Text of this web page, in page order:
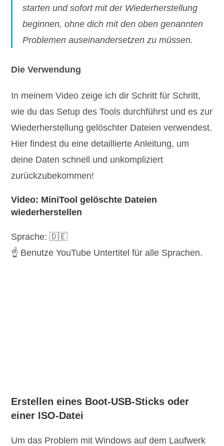
starten und sofort mit der Wiederherstellung
beginnen, ohne dich mit den oben genannten
Problemen auseinandersetzen zu müssen.
Die Verwendung
In meinem Video zeige ich dir Schritt für Schritt,
wie du das Setup des Tools durchführst und es zur
Wiederherstellung gelöschter Dateien verwendest.
Hier findest du eine detaillierte Anleitung, um
deine Daten schnell und unkompliziert
zurückzubekommen!
Video: MiniTool gelöschte Dateien
wiederherstellen
Sprache: 🇩🇪
☝️ Benutze YouTube Untertitel für alle Sprachen.
Erstellen eines Boot-USB-Sticks oder
einer ISO-Datei
Um das Problem mit Windows auf dem Laufwerk